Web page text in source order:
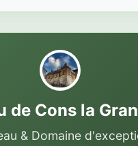
de Cons la
& Domaine